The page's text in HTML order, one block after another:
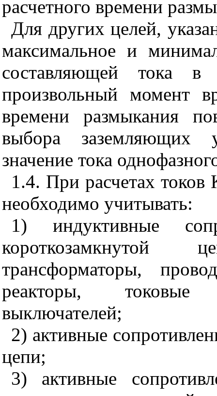
расчетного времени
Для других целей,
максимальное и
составляющей тока
произвольный момент
времени размыкания
выбора заземляющих
значение тока
1.4. При расчетах токов
необходимо учитывать:
1) индуктивные
трансформаторы,
реакторы, токовые
выключателей;
2) активные
цепи;
3) активные